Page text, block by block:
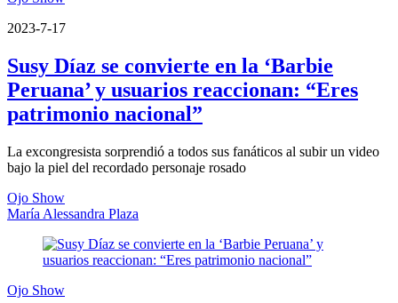
2023-7-17
Susy Díaz se convierte en la ‘Barbie
Peruana’ y usuarios reaccionan: “Eres
patrimonio nacional”
La excongresista sorprendió a todos sus fanáticos al subir un video
bajo la piel del recordado personaje rosado
Ojo Show
María Alessandra Plaza
Ojo Show